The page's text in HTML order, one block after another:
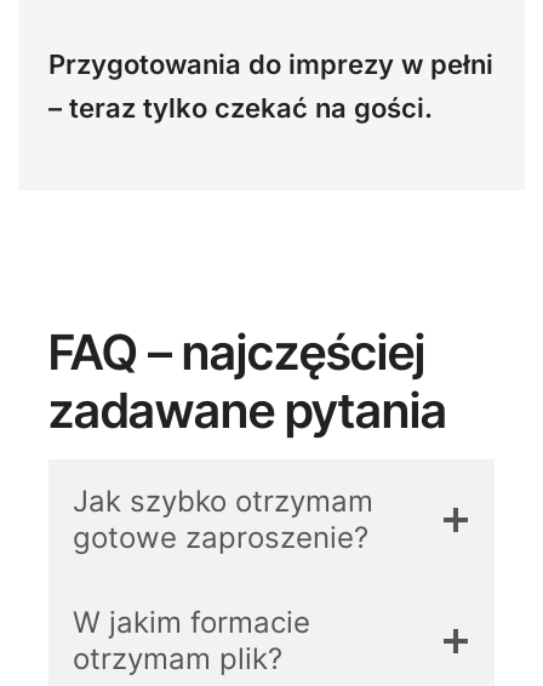
Przygotowania do imprezy w pełni
– teraz tylko czekać na gości.
FAQ – najczęściej
zadawane pytania
Jak szybko otrzymam
gotowe zaproszenie?
W jakim formacie
otrzymam plik?